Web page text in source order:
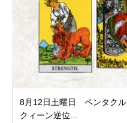
8月12日土曜日 ペンタクル
クィーン逆位...